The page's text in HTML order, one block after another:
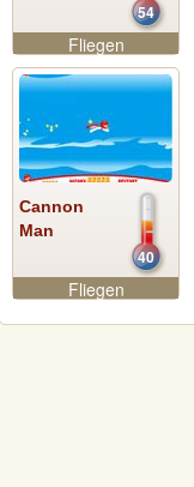
54
Fliegen
Cannon
Man
40
Fliegen